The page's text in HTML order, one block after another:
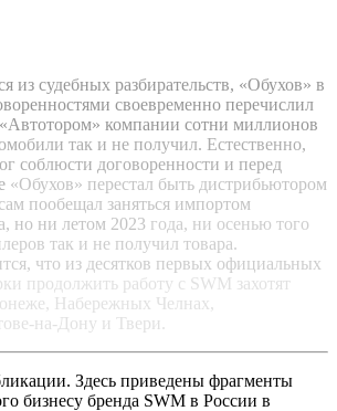
из судебных разбирательств, «Обухов» в
своевременно перечислил
компании сотни миллионов
так и не получил. Естественно,
соблюсти договоренности и перед
«Обухов» перестал быть дистрибьютором
пообещал заняться импортом
но ни летом 2023 года, ни осенью того
так и не получил товара.
что из десятков первых официальных
продолжить работу с SWM захотят
Набережных Челнах,
на-Дону и Твери.
Здесь приведены фрагменты
бизнесу бренда SWM в России в